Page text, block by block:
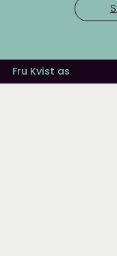
Fru Kvist as